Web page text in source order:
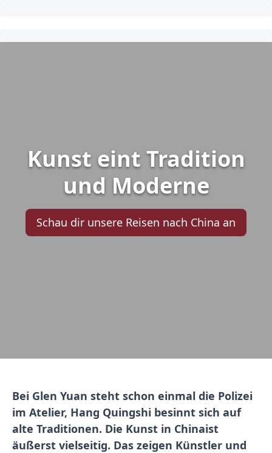
Kunst eint Tradition
und Moderne
Schau dir unsere Reisen nach China an
Bei Glen Yuan steht schon einmal die Polizei
im Atelier, Hang Quingshi besinnt sich auf
alte Traditionen. Die Kunst in Chinaist
äußerst vielseitig. Das zeigen Künstler und